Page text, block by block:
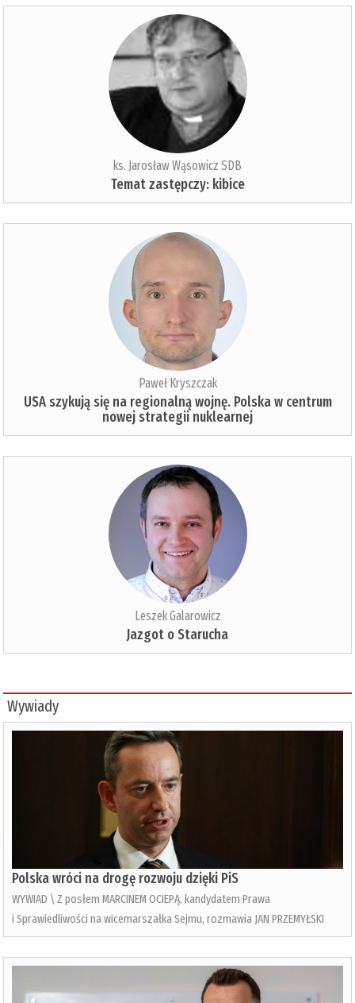
ks. Jarosław Wąsowicz SDB
Temat zastępczy: kibice
Paweł Kryszczak
USA szykują się na regionalną wojnę. Polska w centrum
nowej strategii nuklearnej
Leszek Galarowicz
Jazgot o Starucha
Wywiady
Polska wróci na drogę rozwoju dzięki PiS
WYWIAD \ Z posłem MARCINEM OCIEPĄ, kandydatem Prawa
i Sprawiedliwości na wicemarszałka Sejmu, rozmawia JAN PRZEMYŁSKI